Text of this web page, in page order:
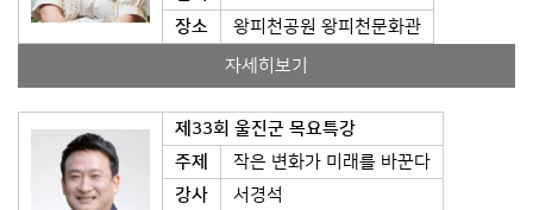
장소
왕피천공원 왕피천문화관
자세히보기
제33회 울진군 목요특강
주제
작은 변화가 미래를 바꾼다
강사
서경석